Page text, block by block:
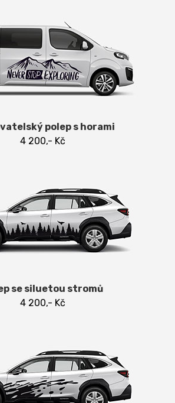
polep s horami
4 200,- Kč
se siluetou stromů
4 200,- Kč